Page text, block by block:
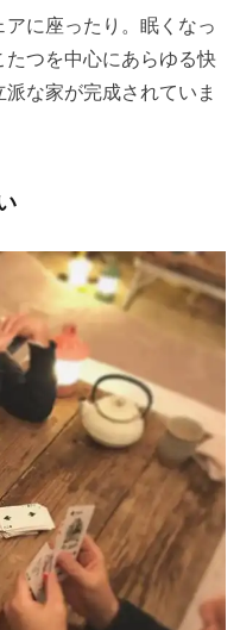
に座ったり。眠くなっ
つを中心にあらゆる快
な家が完成されていま